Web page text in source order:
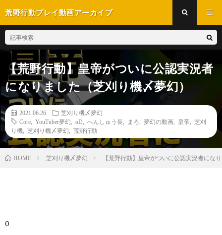
荒野行動プレイ動画アーカイブ
【荒野行動】皇帝がついに公認実況者
になりました（芝刈り機〆夢幻）
2021.06.26
芝刈り機〆夢幻
Core
YouTuber夢幻 αD へんしゅう長 まろ 夢幻の動画 皇帝
芝刈
り機
芝刈り機〆夢幻 荒野行動
HOME 芝刈り機〆夢幻 【荒野行動】皇帝がついに公認実況者にな
0